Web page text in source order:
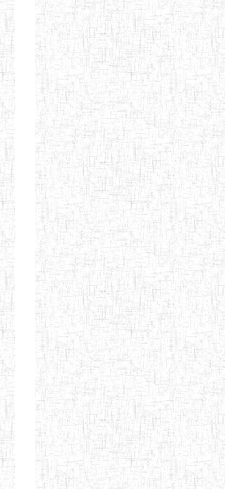
Afficher Page 9 sur 13 Total: 307
Début Préc. 4 5 6 7 8
9
13
Suivant Fin
ENIET LE
NORMALIEN
CITOYEN
30/10/2014 ENIET
ENIEG PRIVEE
L'ARCHE DES
PHOTONS
04/08/2010 ENIEG
ECOLE DE
FORMATION
DES
INSTITUTEURS
ST ANDRE
30/11/2004 ENIEG
ENIEG PRIVEE
LAIQUE
PEKEKUE
04/06/2015 ENIEG
Etablissements
d'enseignement
secondaire
technique